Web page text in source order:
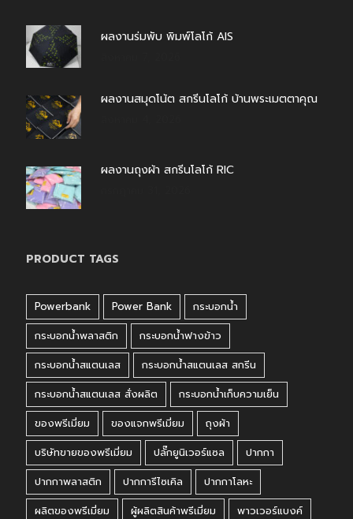
ผลงานร่มพับ พิมพ์โลโก้ AIS
ผลงานสมุดโน้ต สกรีนโลโก้ บ้านพระเมตตาคุณ
ผลงานถุงผ้า สกรีนโลโก้ RIC
PRODUCT TAGS
Powerbank Power Bank
กระบอกน้ำ
กระบอกน้ำพลาสติก
กระบอกน้ำฟางข้าว
กระบอกน้ำสแตนเลส
กระบอกน้ำสแตนเลส สกรีน
กระบอกน้ำสแตนเลส สั่งผลิต
กระบอกน้ำเก็บความเย็น
ของพรีเมี่ยม
ของแจกพรีเมี่ยม
ถุงผ้า
บริษัทขายของพรีเมี่ยม
ปลั๊กยูนิเวอร์แซล
ปากกา
ปากกาพลาสติก
ปากการีไซเคิล
ปากกาโลหะ
ผลิตของพรีเมี่ยม
ผู้ผลิตสินค้าพรีเมี่ยม
พาวเวอร์แบงค์